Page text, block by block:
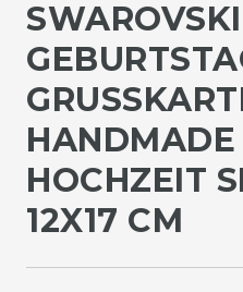
GRUSSKARTE
ANDMADE
OCHZEIT
2X17 CM